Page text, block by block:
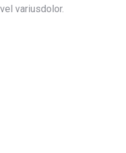
vel variusdolor.